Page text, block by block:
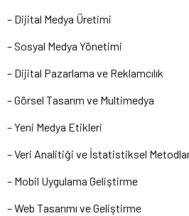
– Dijital Medya Üretimi
– Sosyal Medya Yönetimi
– Dijital Pazarlama ve Reklamcılık
– Görsel Tasarım ve Multimedya
– Yeni Medya Etikleri
– Veri Analitiği ve İstatistiksel
– Mobil Uygulama Geliştirme
– Web Tasarımı ve Geliştirme